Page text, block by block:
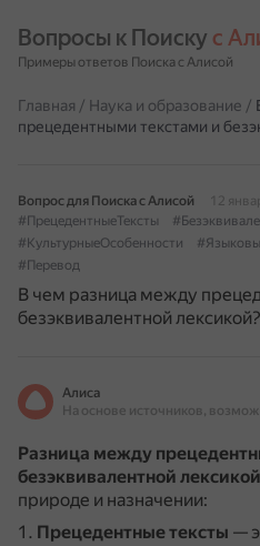
Вопросы к Поиску с
Примеры ответов Поиска с Алисой
Главная / Наука и образование /
прецедентными текстами и
Вопрос для Поиска с Алисой
12
#ПрецедентныеТексты
#КультурныеОсобенности
#Перевод
В чем разница между
безэквивалентной лексикой?
Алиса
Разница между
безэквивалентной лексикой
природе и назначении:
Прецедентные тексты —